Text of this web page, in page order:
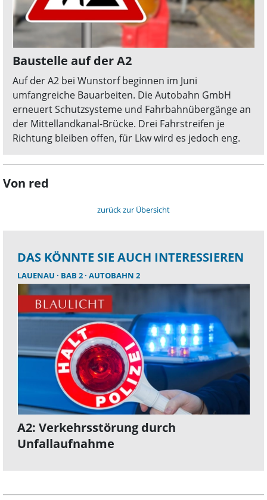
Baustelle auf der A2
Auf der A2 bei Wunstorf beginnen im Juni
umfangreiche Bauarbeiten. Die Autobahn GmbH
erneuert Schutzsysteme und Fahrbahnübergänge an
der Mittellandkanal-Brücke. Drei Fahrstreifen je
Richtung bleiben offen, für Lkw wird es jedoch eng.
Von red
zurück zur Übersicht
DAS KÖNNTE SIE AUCH INTERESSIEREN
LAUENAU BAB 2 AUTOBAHN 2
A2: Verkehrsstörung durch
Unfallaufnahme